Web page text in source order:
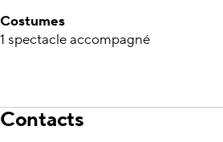
Costumes
1 spectacle accompagné
Contacts